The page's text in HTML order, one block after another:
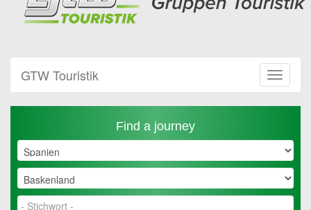
Toggle
GTW Touristik
Find a journey